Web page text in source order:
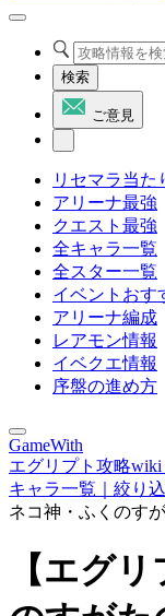
検索
ご意見
リセマラ当た
アリーナ最強
クエスト最強
全キャラ一覧
全スター一覧
イベントおす
アリーナ編成
レアモン情報
イベクエ情報
序盤の進め方
GameWith
エグリプト攻略wiki
キャラ一覧｜絞り
ネコ神・ふくのす
【エグ